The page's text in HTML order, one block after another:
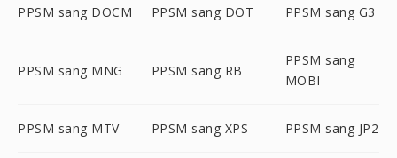
PPSM sang DOCM PPSM sang DOT PPSM sang G3
PPSM sang MNG PPSM sang RB
PPSM sang
MOBI
PPSM sang MTV PPSM sang XPS PPSM sang JP2